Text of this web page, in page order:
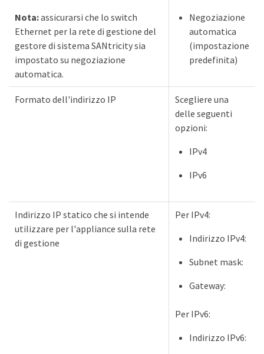
Nota:assicurarsi che lo switch
Ethernet per la rete di gestione del
gestore di sistema SANtricity sia
impostato su negoziazione
automatica.
Negoziazione
automatica
(impostazione
predefinita)
Formato dell'indirizzo IP
Scegliere una
delle seguenti
opzioni:
IPv4
IPv6
Indirizzo IP statico che si intende
utilizzare per l'appliance sulla rete
di gestione
Per IPv4:
Indirizzo IPv4:
Subnet mask:
Gateway:
Per IPv6:
Indirizzo IPv6: